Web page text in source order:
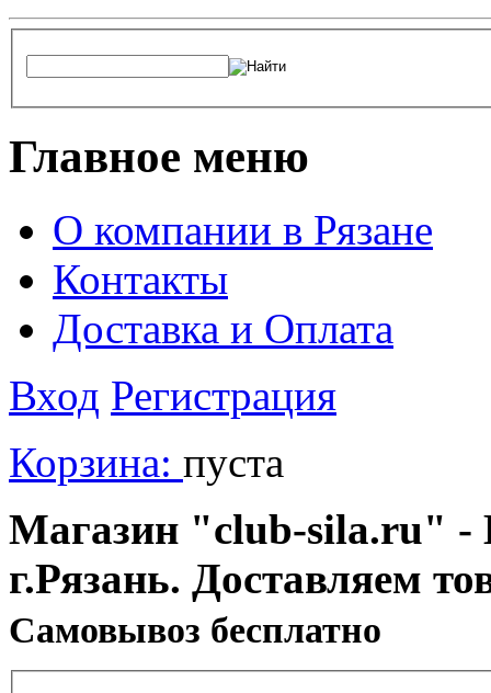
Главное меню
О компании в Рязане
Контакты
Доставка и Оплата
Вход Регистрация
Корзина: пуста
Магазин "club-sila.ru" -
г.Рязань. Доставляем
Cамовывоз бесплатно